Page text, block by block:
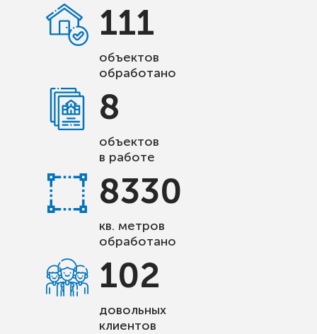
111
объектов
обработано
8
объектов
в работе
8330
кв. метров
обработано
102
довольных
клиентов